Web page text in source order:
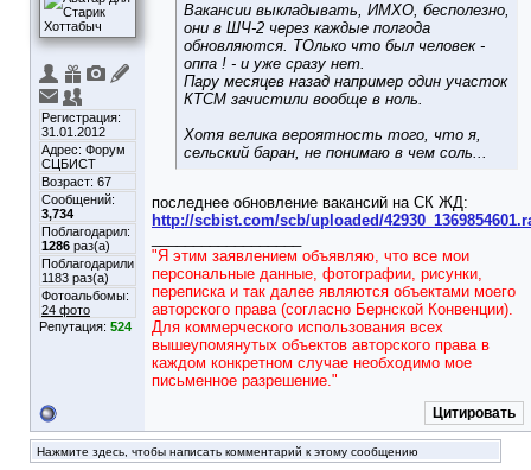
Регистрация:
31.01.2012
Адрес: Форум
СЦБИСТ
Возраст: 67
Сообщений:
3,734
Поблагодарил:
1286 раз(а)
Поблагодарили
1183 раз(а)
Фотоальбомы:
24 фото
Репутация: 524
Вакансии выкладывать, ИМХО, бесполезно,
они в ШЧ-2 через каждые полгода
обновляются. ТОлько что был человек -
оппа ! - и уже сразу нет.
Пару месяцев назад например один участок
КТСМ зачистили вообще в ноль.
Хотя велика вероятность того, что я,
сельский баран, не понимаю в чем соль...
последнее обновление вакансий на СК ЖД:
http://scbist.com/scb/uploaded/
"Я этим заявлением объявляю, что все мои
персональные данные, фотографии, рисунки,
переписка и так далее являются объектами моего
авторского права (согласно Бернской Конвенции).
Для коммерческого использования всех
вышеупомянутых объектов авторского права в
каждом конкретном случае необходимо мое
письменное разрешение."
Цитировать
Нажмите здесь, чтобы написать комментарий к этому сообщению